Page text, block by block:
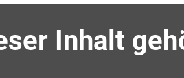
Inhalt